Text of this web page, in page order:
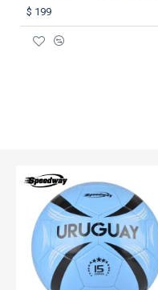
$ 199
TEXTTRANSPARENTE